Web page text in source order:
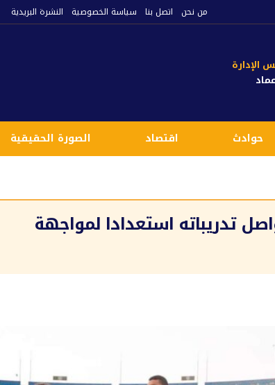
من نحن اتصل بنا سياسة الخصوصية النشرة البريدية
الإدارة
حوادث اقتصاد الصورة الحقيقية
تدريباته استعدادا لمواجهة